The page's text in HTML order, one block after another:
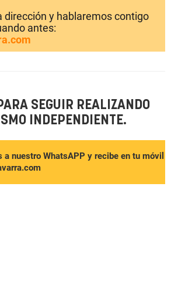
dirección y hablaremos contigo
antes:
SEGUIR REALIZANDO
INDEPENDIENTE.
nuestro WhatsAPP y recibe en tu móvil